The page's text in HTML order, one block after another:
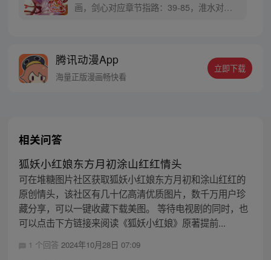
画，剑心对应章节指路：39-85，淮水对应
腾讯动漫App
海量正版漫画畅快看
立即下载
相关问答
狐妖小红娘东方月初涂山红红情头
可在堆糖图片社区获取狐妖小红娘东方月初和涂山红红的
原创情头，该社区有几十亿高清优质图片，数千万用户珍
藏分享，可以一键收藏下载美图。 等待电视剧的同时，也
可以点击下方链接来阅读《狐妖小红娘》原著提前...
1 个回答 2024年10月28日 07:09